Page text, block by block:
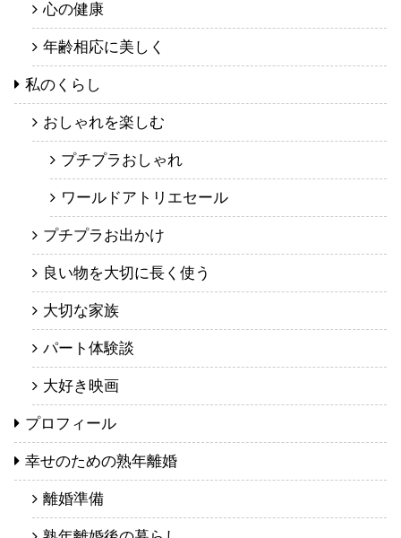
心の健康
年齢相応に美しく
私のくらし
おしゃれを楽しむ
プチプラおしゃれ
ワールドアトリエセール
プチプラお出かけ
良い物を大切に長く使う
大切な家族
パート体験談
大好き映画
プロフィール
幸せのための熟年離婚
離婚準備